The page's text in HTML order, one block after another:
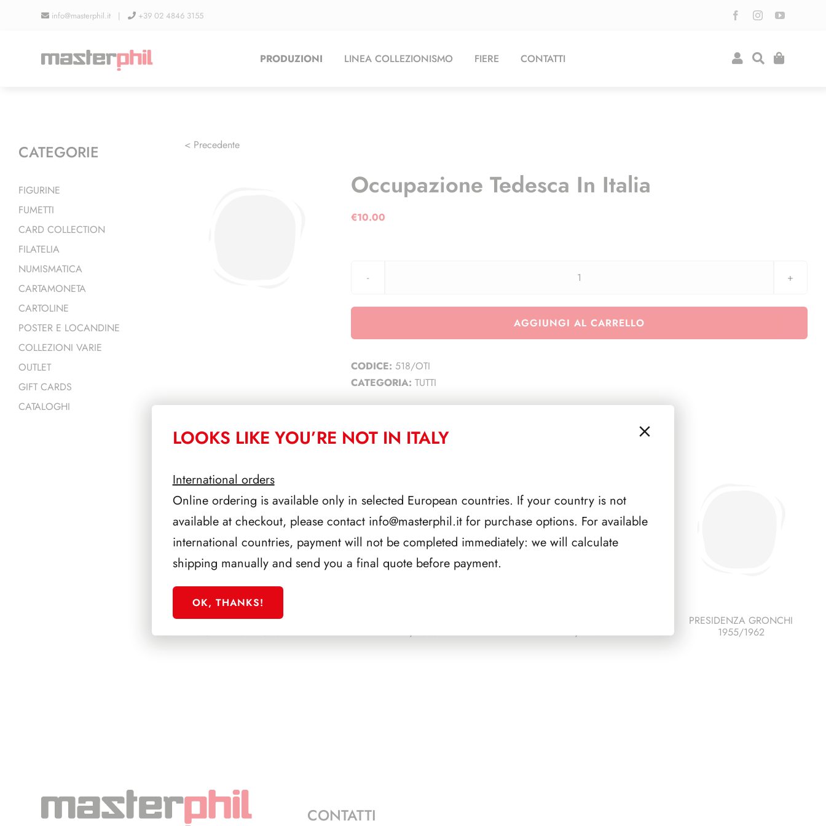
info@masterphil.it | +39 02 4846 3155
PRODUZIONI LINEA COLLEZIONISMO FIERE CONTATTI
< Precedente
Occupazione Tedesca In Italia
€10.00
Occupazione
in
AGGIUNGI AL CARRELLO
CODICE: 518/OTI
CATEGORIA: TUTTI
PRODOTTI CORRELATI
SFORZESCO ITALIA 1992
SCALFARO PAGINE 2+1
1999/2006
1972/1978
PRESIDENZA GRONCHI
1955/1962
CATEGORIE
FIGURINE
FUMETTI
CARD COLLECTION
FILATELIA
NUMISMATICA
CARTAMONETA
CARTOLINE
POSTER E LOCANDINE
COLLEZIONI VARIE
OUTLET
GIFT CARDS
CATALOGHI
CONTATTI
LOOKS LIKE YOU’RE NOT IN ITALY
International orders
Online ordering is available only in selected European countries. If your country is not
available at checkout, please contact info@masterphil.itfor purchase options. For available
international countries, payment will not be completed immediately: we will calculate
shipping manually and send you a final quote before payment.
OK, THANKS!